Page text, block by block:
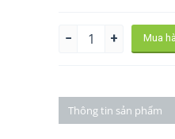
− + Mua
Thông tin sản phẩm